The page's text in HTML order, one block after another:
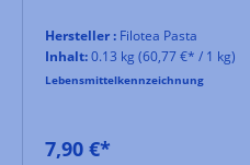
Hersteller : Filotea Pasta
Inhalt:0.13 kg (60,77 €* / 1 kg)
Lebensmittelkennzeichnung
7,90 €*